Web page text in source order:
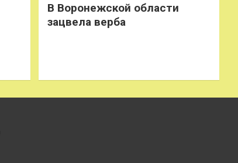
В Воронежской области
зацвела верба